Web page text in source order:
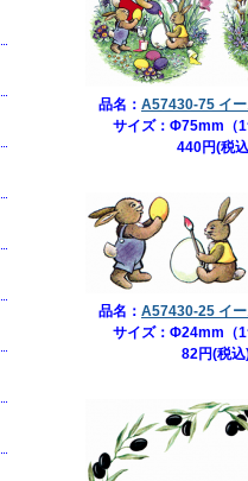
品名： A57430-75 イ
サイズ：Φ75mm（1
440円(税
品名： A57430-25 イ
サイズ：Φ24mm（1
82円(税込